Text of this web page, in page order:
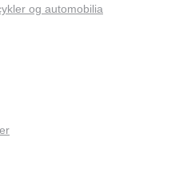
og automobilia